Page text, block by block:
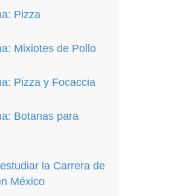
Pizza
Mixiotes de Pollo
Pizza y Focaccia
Botanas para
la Carrera de
México